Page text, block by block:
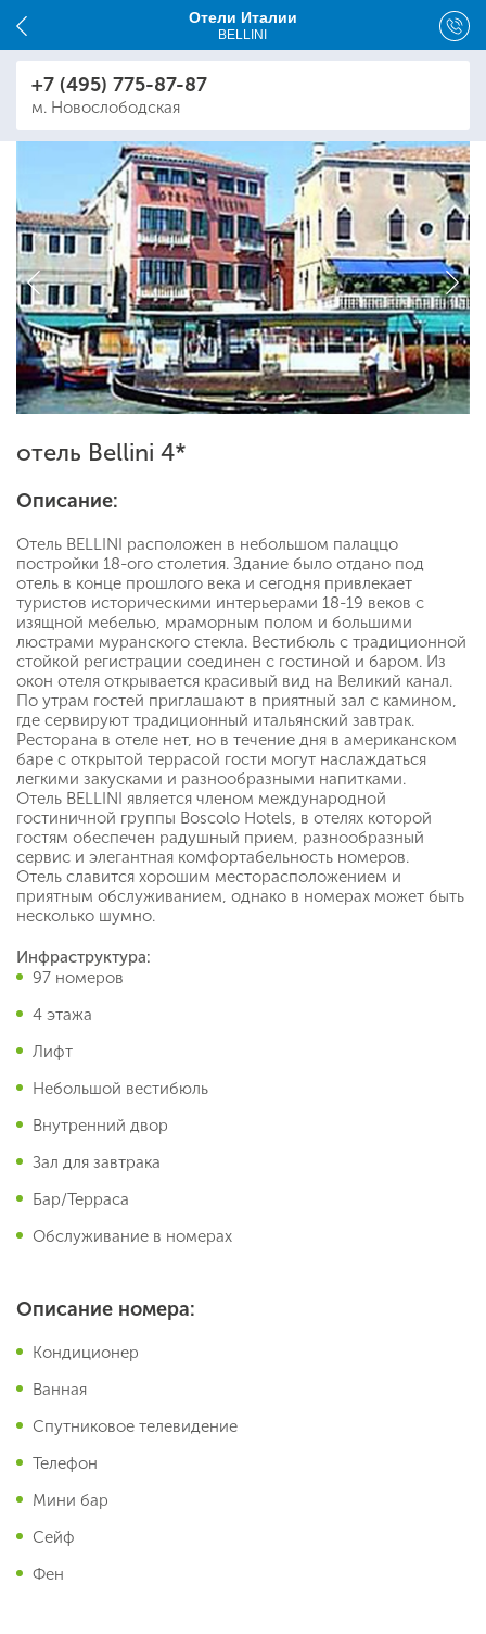
Отели Италии
BELLINI
+7 (495) 775-87-87
м. Новослободская
отель Bellini 4*
Описание:
Отель BELLINI расположен в небольшом палаццо
постройки 18-ого столетия. Здание было отдано под
отель в конце прошлого века и сегодня привлекает
туристов историческими интерьерами 18-19 веков с
изящной мебелью, мраморным полом и большими
люстрами муранского стекла. Вестибюль с традиционной
стойкой регистрации соединен с гостиной и баром. Из
окон отеля открывается красивый вид на Великий канал.
По утрам гостей приглашают в приятный зал с камином,
где сервируют традиционный итальянский завтрак.
Ресторана в отеле нет, но в течение дня в американском
баре с открытой террасой гости могут наслаждаться
легкими закусками и разнообразными напитками.
Отель BELLINI является членом международной
гостиничной группы Boscolo Hotels, в отелях которой
гостям обеспечен радушный прием, разнообразный
сервис и элегантная комфортабельность номеров.
Отель славится хорошим месторасположением и
приятным обслуживанием, однако в номерах может быть
несколько шумно.
Инфраструктура:
97 номеров
4 этажа
Лифт
Небольшой вестибюль
Внутренний двор
Зал для завтрака
Бар/Терраса
Обслуживание в номерах
Описание номера:
Кондиционер
Ванная
Спутниковое телевидение
Телефон
Мини бар
Сейф
Фен